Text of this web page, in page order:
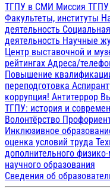
ТГПУ в СМИ Миссия ТГПУ
Факультеты, институты
деятельность
деятельность Научные
Центр выставочной и
рейтингах Адреса/
Повышение
переподготовка
коррупция! Антитеррор
ТГПУ: история и
Волонтёрство
Инклюзивное
оценка условий труда
дополнительного
научного образования
Сведения об